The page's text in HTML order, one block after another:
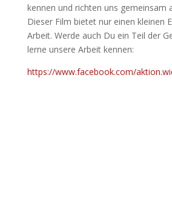
kennen und richten uns gemeinsam
Dieser Film bietet nur einen kleinen
Arbeit. Werde auch Du ein Teil der
lerne unsere Arbeit kennen:
https://www.facebook.com/